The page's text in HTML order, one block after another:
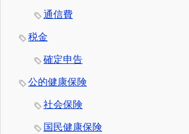
通信費
税金
確定申告
公的健康保険
社会保険
国民健康保険